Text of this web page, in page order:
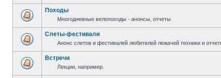
Походы
Многодневные велопоходы - анонсы, отчеты
Слеты-фестивали
Анонс слетов и фестивалей любителей лежачей техники и
Встречи
Лекции, например.